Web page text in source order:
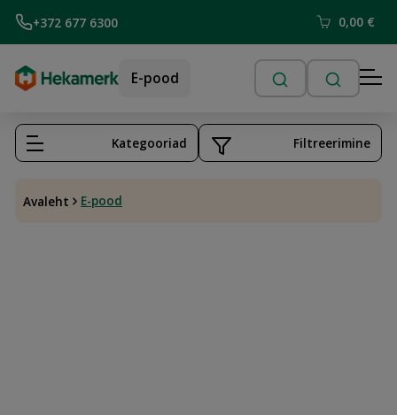
+372 677 6300 0,00 €
E-pood
Avaleht E-pood
Kategooriad Filtreerimine